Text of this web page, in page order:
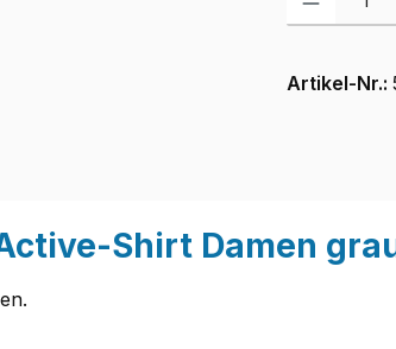
Artikel-Nr.:
Shirt Damen